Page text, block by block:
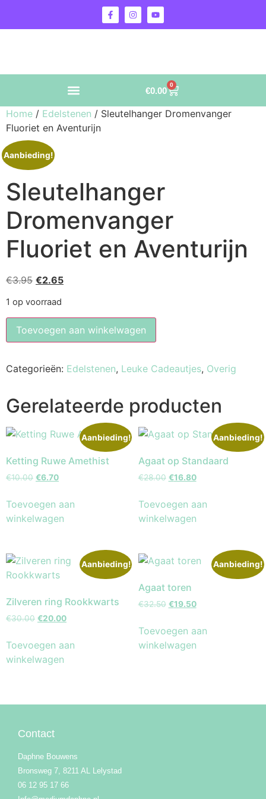
€0.00
0
Home / Edelstenen / Sleutelhanger Dromenvanger
Fluoriet en Aventurijn
Aanbieding!
Sleutelhanger
Dromenvanger
Fluoriet en Aventurijn
€3.95 €2.65
1 op voorraad
Toevoegen aan winkelwagen
Categorieën: Edelstenen, Leuke Cadeautjes, Overig
Gerelateerde producten
Aanbieding!
Ketting Ruwe Amethist
€10.00 €6.70
Toevoegen aan
winkelwagen
Aanbieding!
Agaat op Standaard
€28.00 €16.80
Toevoegen aan
winkelwagen
Aanbieding!
Zilveren ring Rookkwarts
€30.00 €20.00
Toevoegen aan
winkelwagen
Aanbieding!
Agaat toren
€32.50 €19.50
Toevoegen aan
winkelwagen
Contact
Daphne Bouwens
Bronsweg 7, 8211 AL Lelystad
06 12 95 17 66